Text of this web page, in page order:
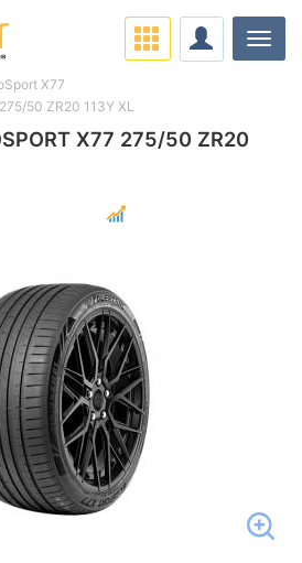
X77 275/50 ZR20
X77
50 ZR20 113Y XL